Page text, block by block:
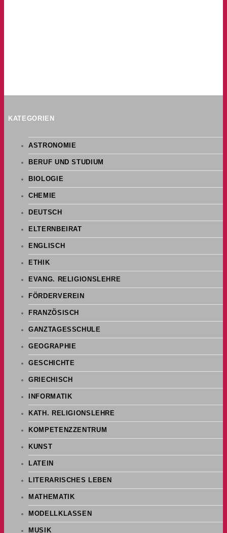
KATEGORIEN
ASTRONOMIE
BERUF UND STUDIUM
BIOLOGIE
CHEMIE
DEUTSCH
ELTERNBEIRAT
ENGLISCH
ETHIK
EVANG. RELIGIONSLEHRE
FÖRDERVEREIN
FRANZÖSISCH
GANZTAGESSCHULE
GEOGRAPHIE
GESCHICHTE
GRIECHISCH
INFORMATIK
KATH. RELIGIONSLEHRE
KOMPETENZZENTRUM
KUNST
LATEIN
LITERARISCHES LEBEN
MATHEMATIK
MODELLKLASSEN
MUSIK